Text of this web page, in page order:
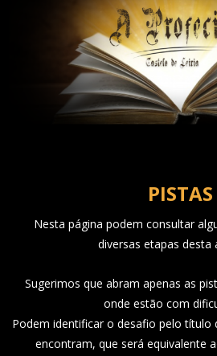
PISTAS
Nesta página podem consultar
diversas etapas desta
Sugerimos que abram apenas as
onde estão com
Podem identificar o desafio pelo título
encontram, que será equivalente